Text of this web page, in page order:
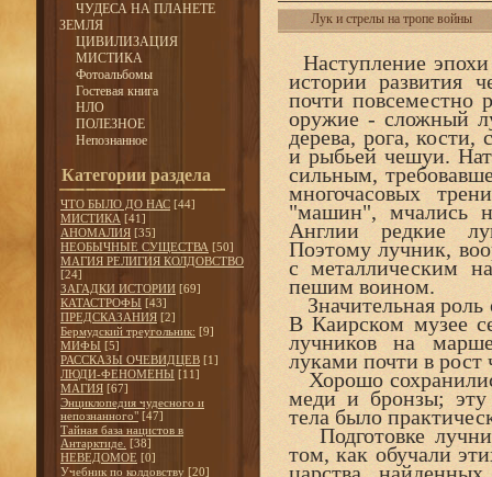
ЧУДЕСА НА ПЛАНЕТЕ
ЗЕМЛЯ
ЦИВИЛИЗАЦИЯ
МИСТИКА
Фотоальбомы
Гостевая книга
НЛО
ПОЛЕЗНОЕ
Непознанное
Категории раздела
ЧТО БЫЛО ДО НАС [44]
МИСТИКА [41]
АНОМАЛИЯ [35]
НЕОБЫЧНЫЕ СУЩЕСТВА [50]
МАГИЯ РЕЛИГИЯ КОЛДОВСТВО
[24]
ЗАГАДКИ ИСТОРИИ [69]
КАТАСТРОФЫ [43]
ПРЕДСКАЗАНИЯ [2]
Бермудский треугольник: [9]
МИФЫ [5]
РАССКАЗЫ ОЧЕВИДЦЕВ [1]
ЛЮДИ-ФЕНОМЕНЫ [11]
МАГИЯ [67]
Энциклопедия чудесного и
непознанного" [47]
Тайная база нацистов в
Антарктиде. [38]
НЕВЕДОМОЕ [0]
Учебник по колдовству [20]
Лук и стрелы на тропе войны
Наступление
истории развития
почти повсеместно
оружие - сложный
дерева, рога, кости,
и рыбьей чешуи.
сильным,
многочасовых
"машин", мчались
Англии редкие
Поэтому лучник,
с металлическим
пешим воином.
Значительная роль
В Каирском музее
лучников на
луками почти в рост
Хорошо
меди и бронзы; эту
тела было
Подготовке
том, как обучали